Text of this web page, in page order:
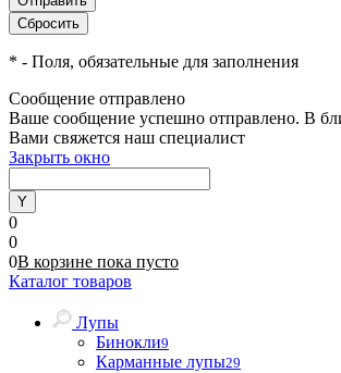
* - Поля, обязательные для заполнения
Сообщение отправлено
Ваше сообщение успешно отправлено. В
Вами свяжется наш специалист
Закрыть окно
0
0
0В корзине пока пусто
Каталог товаров
Лупы
Бинокли9
Карманные лупы29